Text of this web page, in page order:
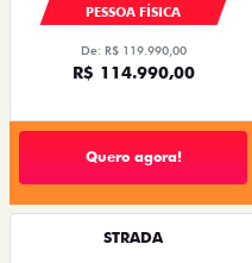
PESSOA FÍSICA
De: R$ 119.990,00
R$ 114.990,00
Quero agora!
STRADA